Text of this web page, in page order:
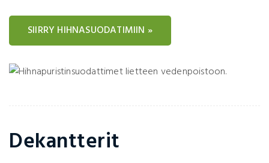
SIIRRY HIHNASUODATIMIIN »
Dekantterit